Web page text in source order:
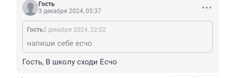
Гость
3 декабря 2024, 05:37
Гость2 декабря 2024, 22:02
напиши себе есчо
Гость, В школу сходи Есчо